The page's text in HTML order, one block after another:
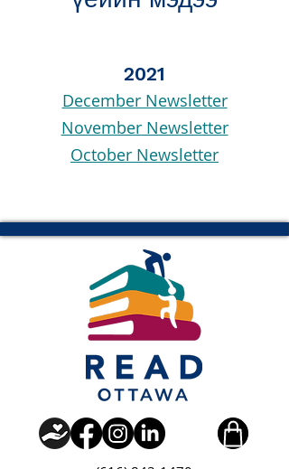
2021
December Newsletter
November Newsletter
October Newsletter